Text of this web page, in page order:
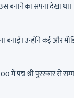
बनाने का सपना देखा
बनाई। उन्होंने कई और
पद्म श्री पुरस्कार से